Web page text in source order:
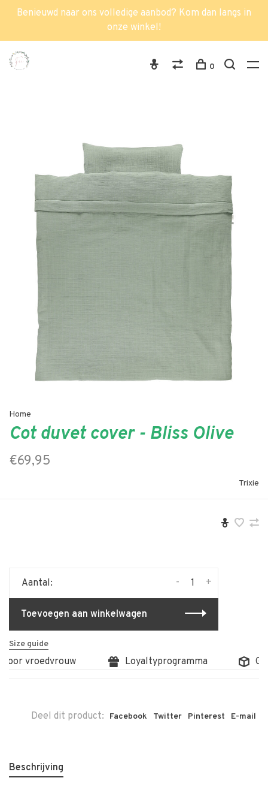
Benieuwd naar ons volledige aanbod? Kom dan langs in
onze winkel!
0
Home
Cot duvet cover - Bliss Olive
€69,95
Trixie
Aantal: +
-
Toevoegen aan winkelwagen
Size guide
vroedvrouw Loyaltyprogramma
Deel dit product: Facebook Twitter Pinterest E-mail
Beschrijving